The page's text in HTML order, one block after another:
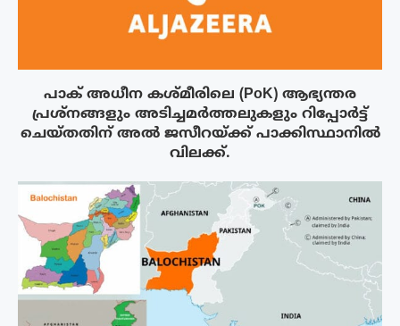
പാക് അധീന കശ്മീരിലെ (PoK) ആഭ്യന്തര
പ്രശ്നങ്ങളും അടിച്ചമർത്തലുകളും റിപ്പോർട്ട്
ചെയ്തതിന് അൽ ജസീറയ്‌ക്ക് പാക്കിസ്ഥാനിൽ
വിലക്ക്.